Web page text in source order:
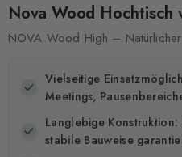
Nova Wood Hochtisch
NOVA Wood High –
Vielseitige
Meetings,
Langlebige
stabile Bauweise